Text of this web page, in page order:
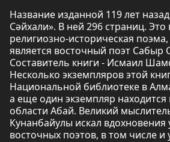
Название изданной 119 лет
Сәйхали». В ней 296 страниц. Это
религиозно-историческая
является восточный поэт Сабыр
Составитель книги - Исмаил
Несколько экземпляров этой
Национальной библиотеке в
а еще один экземпляр находится
области Абай. Великий
Кунанбайулы искал
восточных поэтов, в том числе и